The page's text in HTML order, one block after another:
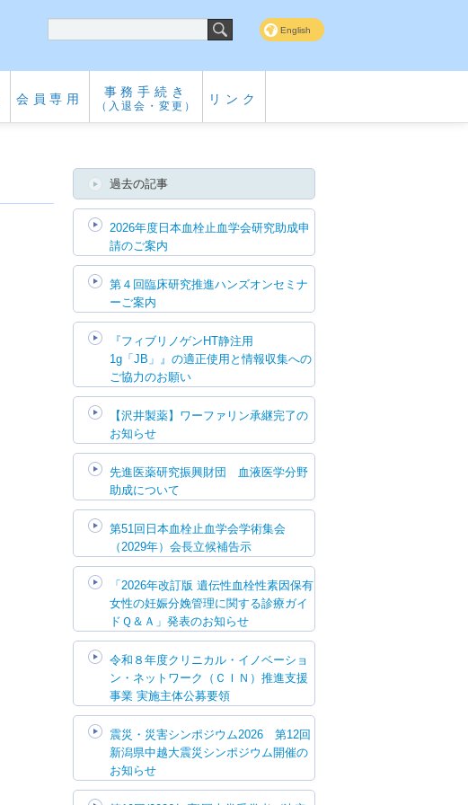
English
会員専用 事務手続き
（入退会・変更） リンク
過去の記事
2026年度日本血栓止血学会研究助成申
請のご案内
第４回臨床研究推進ハンズオンセミナ
ーご案内
『フィブリノゲンHT静注用
1g「JB」』の適正使用と情報収集への
ご協力のお願い
【沢井製薬】ワーファリン承継完了の
お知らせ
先進医薬研究振興財団 血液医学分野
助成について
第51回日本血栓止血学会学術集会
（2029年）会長立候補告示
「2026年改訂版 遺伝性血栓性素因保有
女性の妊娠分娩管理に関する診療ガイ
ドＱ＆Ａ」発表のお知らせ
令和８年度クリニカル・イノベーショ
ン・ネットワーク（ＣＩＮ）推進支援
事業 実施主体公募要領
震災・災害シンポジウム2026 第12回
新潟県中越大震災シンポジウム開催の
お知らせ